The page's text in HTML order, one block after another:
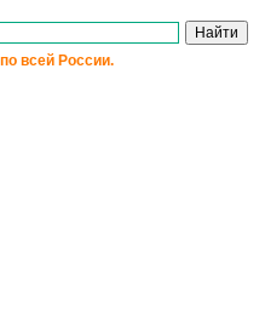
всей России.